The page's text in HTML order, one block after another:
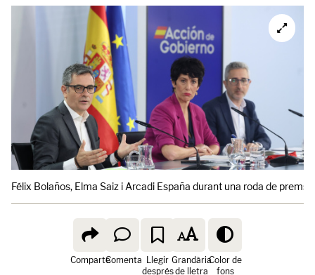
Félix Bolaños, Elma Saiz i Arcadi España durant una roda de
ComparteComenta Llegir
després
Grandària
de lletra
Color de
fons